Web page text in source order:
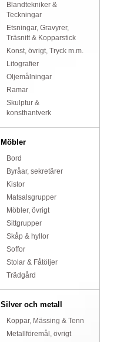
Blandtekniker &
Teckningar
Etsningar, Gravyrer,
Träsnitt & Kopparstick
Konst, övrigt, Tryck m.m.
Litografier
Oljemålningar
Ramar
Skulptur &
konsthantverk
Möbler
Bord
Byråar, sekretärer
Kistor
Matsalsgrupper
Möbler, övrigt
Sittgrupper
Skåp & hyllor
Soffor
Stolar & Fåtöljer
Trädgård
Silver och metall
Koppar, Mässing & Tenn
Metallföremål, övrigt